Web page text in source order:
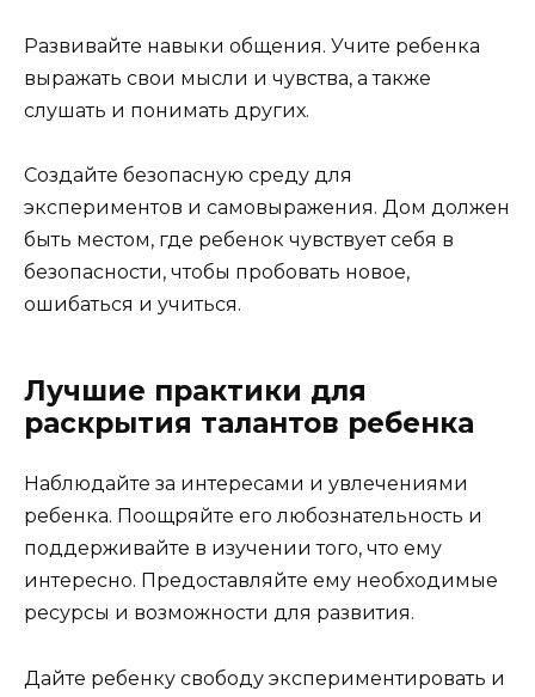
Развивайте навыки общения. Учите ребенка
выражать свои мысли и чувства, а также
слушать и понимать других.
Создайте безопасную среду для
экспериментов и самовыражения. Дом должен
быть местом, где ребенок чувствует себя в
безопасности, чтобы пробовать новое,
ошибаться и учиться.
Лучшие практики для
раскрытия талантов ребенка
Наблюдайте за интересами и увлечениями
ребенка. Поощряйте его любознательность и
поддерживайте в изучении того, что ему
интересно. Предоставляйте ему необходимые
ресурсы и возможности для развития.
Дайте ребенку свободу экспериментировать и